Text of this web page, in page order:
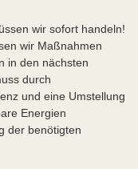
wir sofort handeln!
wir Maßnahmen
in den nächsten
durch
und eine Umstellung
Energien
der benötigten